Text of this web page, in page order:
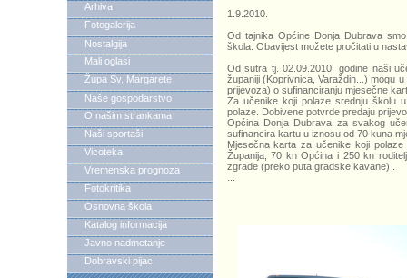
Arhiva
Fotogalerija
Nostalgija
Mali oglasi
Župa Sv. Margarete
Naše gospodarstvo
O našim strankama
Naši sportaši
Vicoteka
Vremenska prognoza
Fotokritika
Osnovna škola
Katalog informacija
Javno nadmetanje
Dobravski pijac
1.9.2010.
Od tajnika Općine Donja Dubrava
škola. Obavijest možete pročitati u
Od sutra tj. 02.09.2010. godine naši
županiji (Koprivnica, Varaždin...) mogu
prijevoza) o sufinanciranju mjesečne
Za učenike koji polaze srednju školu
polaze. Dobivene potvrde predaju
Općina Donja Dubrava za svakog
sufinancira kartu u iznosu od 70 kuna
Mjesečna karta za učenike koji
Županija, 70 kn Općina i 250 kn
zgrade (preko puta gradske kavane) .